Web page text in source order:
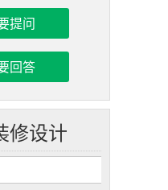
提问
回答
修设计